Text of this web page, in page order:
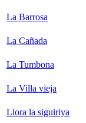
La Barrosa
La Cañada
La Tumbona
La Villa vieja
Llora la siguiriya